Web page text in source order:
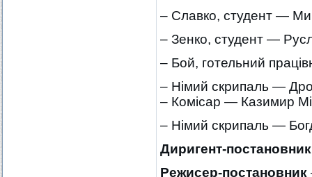
– Славко, студент —
– Зенко, студент —
– Бой, готельний
– Німий скрипаль —
– Комісар — Казимир
– Німий скрипаль —
Диригент-постановник
Режисер-постановник